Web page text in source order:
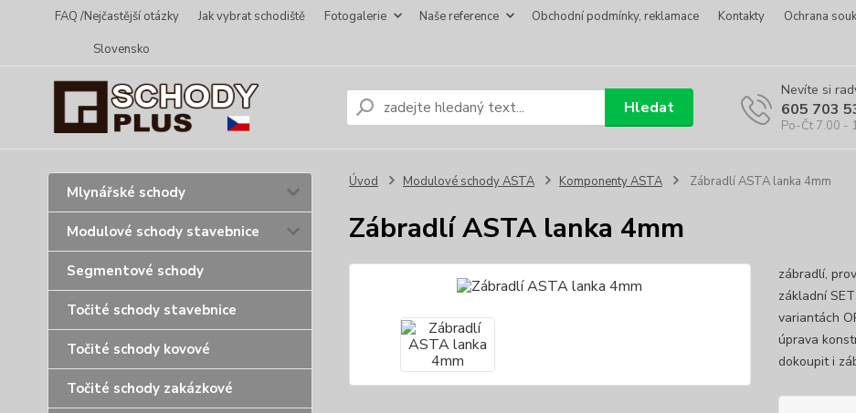
FAQ /Nejčastější otázky Jak vybrat schodiště Fotogalerie Naše reference Obchodní podmínky, reklamace Kontakty
Ochrana
Slovensko
Hledat
Nevíte si
605 703
Po-Čt 7.00 -
Mlynářské schody
Modulové schody stavebnice
Segmentové schody
Točité schody stavebnice
Točité schody kovové
Točité schody zakázkové
Úvod Modulové schody ASTA Komponenty ASTA Zábradlí ASTA lanka 4mm
Zábradlí ASTA lanka 4mm
zábradlí,
základní
variantách
úprava
dokoupit i